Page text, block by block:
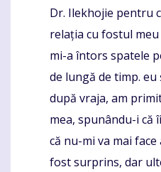
Dr. Ilekhojie pentru
relația cu fostul
mi-a întors spatele
de lungă de timp.
după vraja, am
mea, spunându-i că
că nu-mi va mai
fost surprins, dar